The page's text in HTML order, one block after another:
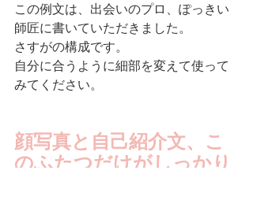
この例文は、出会いのプロ、ぽっきい
師匠に書いていただきました。
さすがの構成です。
自分に合うように細部を変えて使って
みてください。
顔写真と自己紹介文、こ
のふたつだけがしっかり